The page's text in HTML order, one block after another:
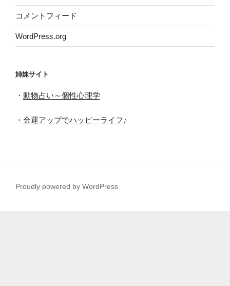
コメントフィード
WordPress.org
姉妹サイト
・ 動物占い～個性心理学
・ 金運アップでハッピーライフ♪
Proudly powered by WordPress